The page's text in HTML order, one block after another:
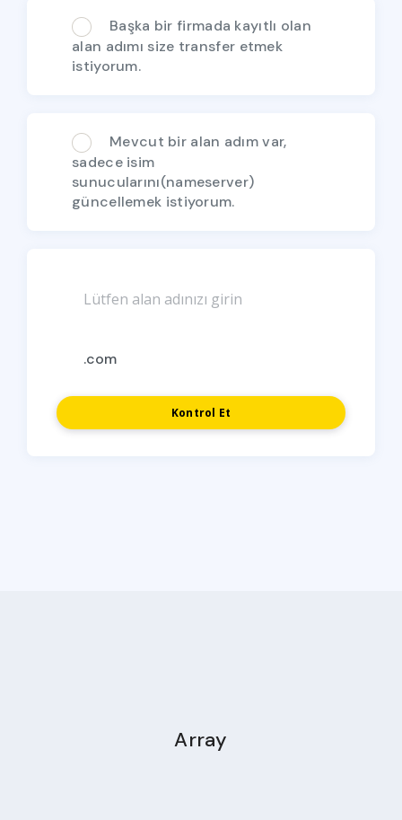
Başka bir firmada kayıtlı olan
alan adımı size transfer etmek
istiyorum.
Mevcut bir alan adım var,
sadece isim
sunucularını(nameserver)
güncellemek istiyorum.
Kontrol Et
Array